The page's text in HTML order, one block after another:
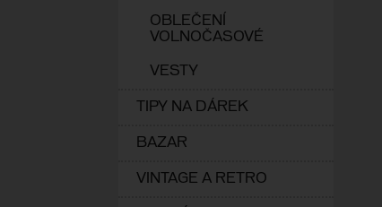
OBLEČENÍ
VOLNOČASOVÉ
VESTY
TIPY NA DÁREK
BAZAR
VINTAGE A RETRO